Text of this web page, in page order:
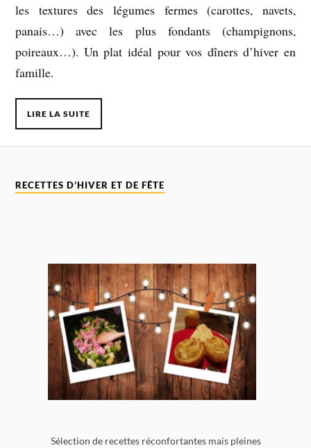
les textures des légumes fermes (carottes, navets,
panais…) avec les plus fondants (champignons,
poireaux…). Un plat idéal pour vos dîners d’hiver en
famille.
LIRE LA SUITE
RECETTES D’HIVER ET DE FÊTE
Sélection de recettes réconfortantes mais pleines